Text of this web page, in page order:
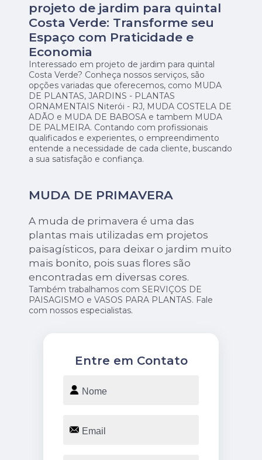
projeto de jardim para quintal
Costa Verde: Transforme seu
Espaço com Praticidade e
Economia
Interessado em projeto de jardim para quintal
Costa Verde? Conheça nossos serviços, são
opções variadas que oferecemos, como MUDA
DE PLANTAS, JARDINS - PLANTAS
ORNAMENTAIS Niterói - RJ, MUDA COSTELA DE
ADÃO e MUDA DE BABOSA e tambem MUDA
DE PALMEIRA. Contando com profissionais
qualificados e experientes, o empreendimento
entende a necessidade de cada cliente, buscando
a sua satisfação e confiança.
MUDA DE PRIMAVERA
A muda de primavera é uma das
plantas mais utilizadas em projetos
paisagísticos, para deixar o jardim muito
mais bonito, pois suas flores são
encontradas em diversas cores.
Também trabalhamos com SERVIÇOS DE
PAISAGISMO e VASOS PARA PLANTAS. Fale
com nossos especialistas.
Entre em Contato